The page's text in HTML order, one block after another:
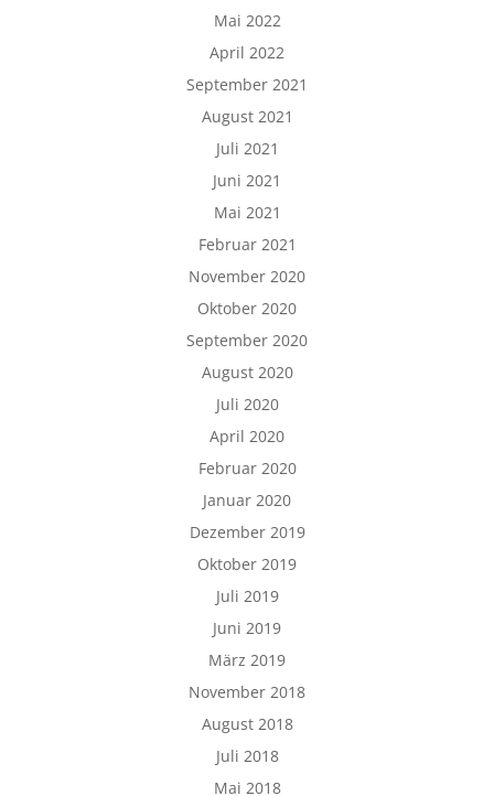
Mai 2022
April 2022
September 2021
August 2021
Juli 2021
Juni 2021
Mai 2021
Februar 2021
November 2020
Oktober 2020
September 2020
August 2020
Juli 2020
April 2020
Februar 2020
Januar 2020
Dezember 2019
Oktober 2019
Juli 2019
Juni 2019
März 2019
November 2018
August 2018
Juli 2018
Mai 2018